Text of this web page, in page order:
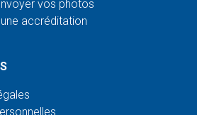
vos photos
accréditation